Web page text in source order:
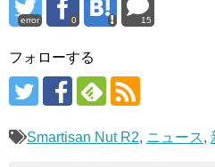
error 0 15
フォローする
Smartisan Nut R2, ニュース,